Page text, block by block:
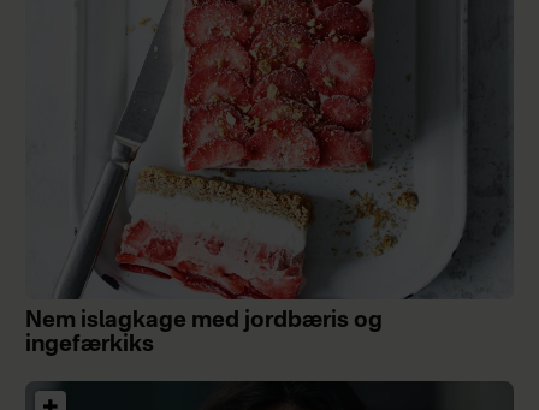
Nem islagkage med jordbæris og
ingefærkiks